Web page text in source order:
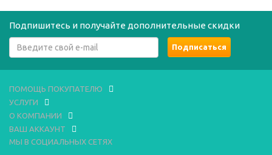
Подпишитесь и получайте дополнительные скидки
ПОМОЩЬ ПОКУПАТЕЛЮ
УСЛУГИ
О КОМПАНИИ
ВАШ АККАУНТ
МЫ В СОЦИАЛЬНЫХ СЕТЯХ